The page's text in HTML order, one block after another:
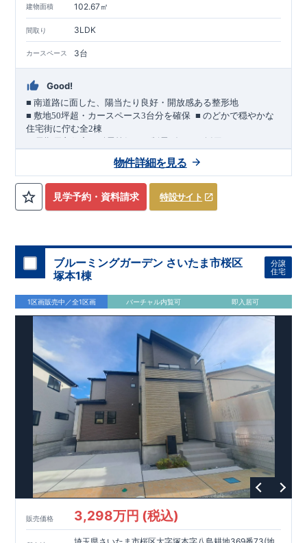
建物面積 102.67㎡
間取り 3LDK
カースペース 3台
Good!
■南道路に面した、陽当たり良好・開放感ある整形地
■敷地50坪超・カースペース3台分を確保 ​■のどかで穏やかな
住宅街に佇む全2棟
（長期優良住宅／耐震等級３・制震ダンパー採用）
たりに恵まれた立地。
あり、
採光・通風・プライバシー性にも配慮した敷地計画で
す。
加須 徒歩13分
間取りのポイント
■ 1
号棟 LDK約19.5 帖 のゆとりあるリビング
​陽当たりよく開放
感があります。
■共通
・主寝室は将来仕切れる可変型プラン ・2階洋室2部屋にウォー
クインクローゼット設置
住宅設備のポイント
太陽光発電（フラットプラン）採用 月額サービス料
円で利用可
能
ホテルライクで実用的な洗面空間 （オープンサニタリーirodori
詳細ページへ）
家計にやさしい住宅性能
長期優良住宅 住宅ローン控除額の優遇、
固定資産税の減額期間
延長など
税制面でのメリットが受けられます。
耐震等級３＋制震ダンパー 建築基準法の1.5倍の耐震性。 地震保
険の割引（最大50％）対象です。
現地のご案内・資料請求 受付中​ ​■完成済みにつき、​
実際の
建物・設備・間取りを
​現地にてご確認いただけます。 ​
TEL
0120-44-1081
（9:30 18:30／火水曜休み）
スマートフォンで見やすい特設サイトはこちら
見学予約・資料請求 特設サイト
物件詳細を見る
ブルーミングガーデン さいたま市桜区
塚本1棟
分譲
住宅
1区画販売中／全1区画 バーチャル内覧可 即入居可
販売価格 3,298万円 (税込)